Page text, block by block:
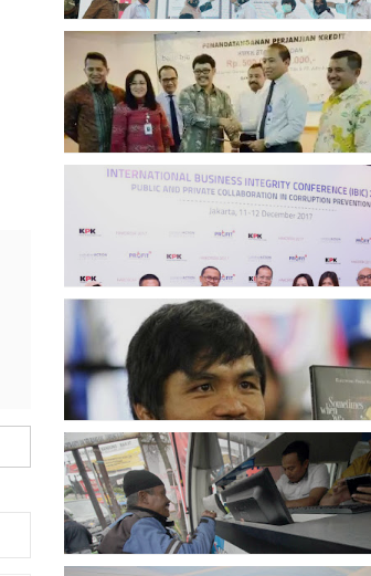
Bank Bjb Fasilitasi Kredit Modal
Kerja Konstruksi PT Adhi Karya
Keren, Bank BJB Kantongi
Puluhan Penghargaan Sepanjang
2017
Dicibir Di Medsos, Manny
Pacquiao Tegaskan Pendirian
Tolak LGBT
Bjb T Samsat Manjakan Nasabah
Dalam Bayar Pajak Kendaraan